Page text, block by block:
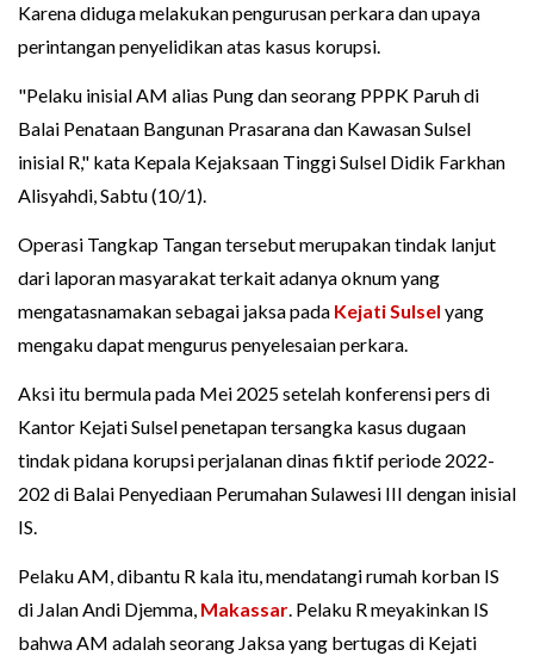
Karena diduga melakukan pengurusan perkara dan upaya
perintangan penyelidikan atas kasus korupsi.
"Pelaku inisial AM alias Pung dan seorang PPPK Paruh di
Balai Penataan Bangunan Prasarana dan Kawasan Sulsel
inisial R," kata Kepala Kejaksaan Tinggi Sulsel Didik Farkhan
Alisyahdi, Sabtu (10/1).
Operasi Tangkap Tangan tersebut merupakan tindak lanjut
dari laporan masyarakat terkait adanya oknum yang
mengatasnamakan sebagai jaksa pada Kejati Sulsel yang
mengaku dapat mengurus penyelesaian perkara.
Aksi itu bermula pada Mei 2025 setelah konferensi pers di
Kantor Kejati Sulsel penetapan tersangka kasus dugaan
tindak pidana korupsi perjalanan dinas fiktif periode 2022-
202 di Balai Penyediaan Perumahan Sulawesi III dengan inisial
IS.
Pelaku AM, dibantu R kala itu, mendatangi rumah korban IS
di Jalan Andi Djemma, Makassar. Pelaku R meyakinkan IS
bahwa AM adalah seorang Jaksa yang bertugas di Kejati